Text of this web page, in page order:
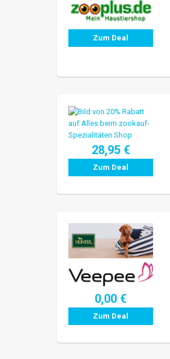
Zum Deal
28,95 €
Zum Deal
0,00 €
Zum Deal